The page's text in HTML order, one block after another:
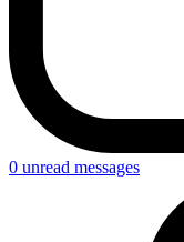
0 unread messages